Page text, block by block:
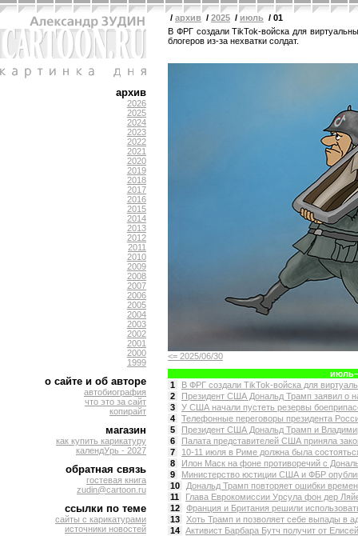
архив
2026
2025
2024
2023
2022
2021
2020
2019
2018
2017
2016
2015
2014
2013
2012
2011
2010
2009
2008
2007
2006
2005
2004
2003
2002
2001
2000
1999
о сайте и об авторе
автобиография
что это за сайт
копирайт
магазин
как купить карикатуру
календУрь - 2027
обратная связь
гостевая книга
zudin@cartoon.ru
ссылки по теме
сайты с карикатурами
источники новостей
/ архив / 2025 / июль / 01
В ФРГ создали TikTok-войска для
блогеров из-за нехватки солдат.
<= 2025/06/30
1
В ФРГ создали TikTok-войска для
2
Президент США Дональд Трамп заявил о
3
У США начали пустеть резервы
4
Телефонные переговоры президента
5
Президент США Дональд Трамп и
6
Палата представителей США приняла
7
10-11 июля в Риме должна была
8
Илон Маск на фоне противоречий с
9
Министерство юстиции США и ФБР
10
Дональд Трамп повторяет ошибки
11
Глава Еврокомиссии Урсула фон дер
12
Франция и Британия решили
13
Хоть Трамп и позволяет себе выпады в
14 Aктивист Барбара Бутч получит от